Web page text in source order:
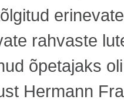
rahvaste
õpetajaks
Hermann